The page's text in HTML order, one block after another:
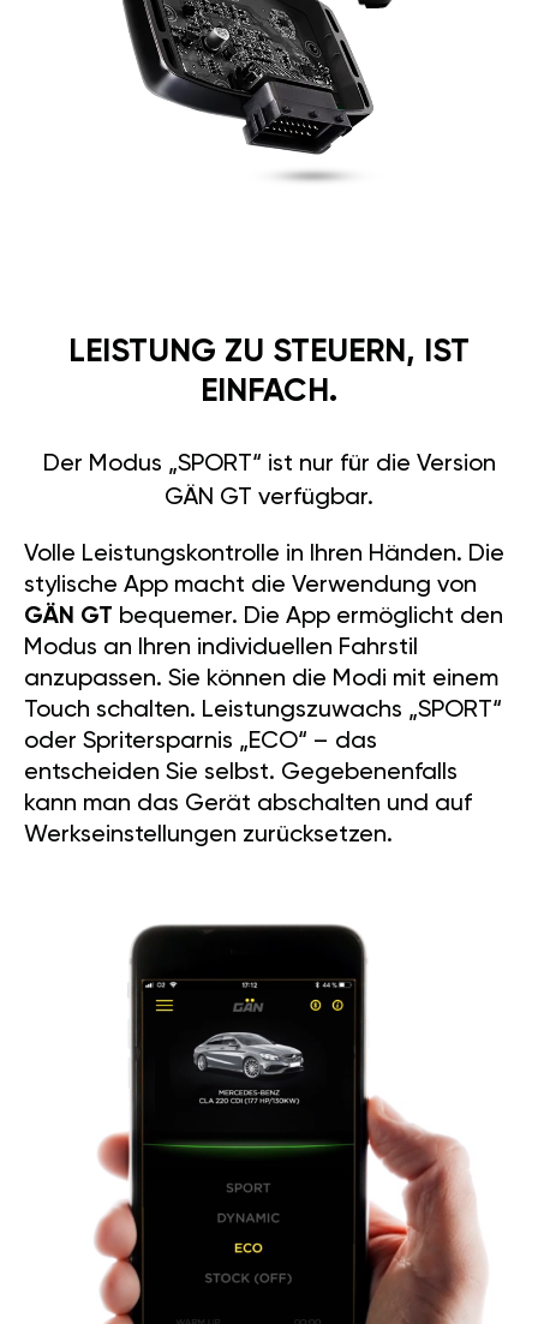
LEISTUNG ZU STEUERN, IST
EINFACH.
Der Modus „SPORT“ ist nur für die Version
GÄN GT verfügbar.
Volle Leistungskontrolle in Ihren Händen. Die
stylische App macht die Verwendung von
GÄN GT bequemer. Die App ermöglicht den
Modus an Ihren individuellen Fahrstil
anzupassen. Sie können die Modi mit einem
Touch schalten. Leistungszuwachs „SPORT“
oder Spritersparnis „ECO“ – das
entscheiden Sie selbst. Gegebenenfalls
kann man das Gerät abschalten und auf
Werkseinstellungen zurücksetzen.